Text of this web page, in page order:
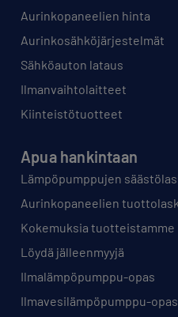
Aurinkopaneelien hinta
Aurinkosähköjärjestelmät
Sähköauton lataus
Ilmanvaihtolaitteet
Kiinteistötuotteet
Apua hankintaan
Lämpöpumppujen
Aurinkopaneelien
Kokemuksia tuotteistamme
Löydä jälleenmyyjä
Ilmalämpöpumppu-opas
Ilmavesilämpöpumppu-opas